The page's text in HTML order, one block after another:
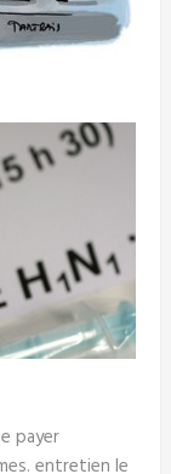
payer
entretien le